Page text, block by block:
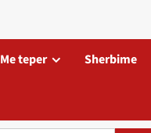
Me teper Sherbime